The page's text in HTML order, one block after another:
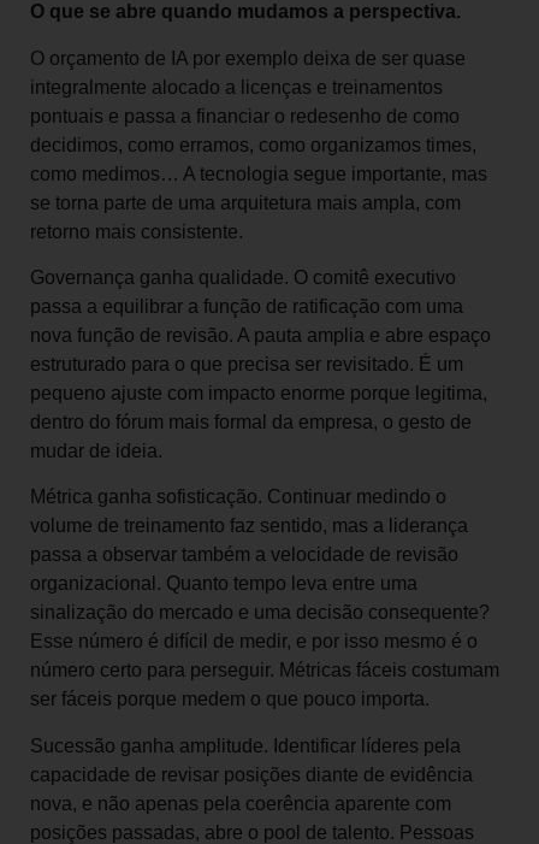
O que se abre quando mudamos a perspectiva.
O orçamento de IA por exemplo deixa de ser quase
integralmente alocado a licenças e treinamentos
pontuais e passa a financiar o redesenho de como
decidimos, como erramos, como organizamos times,
como medimos… A tecnologia segue importante, mas
se torna parte de uma arquitetura mais ampla, com
retorno mais consistente.
Governança ganha qualidade. O comitê executivo
passa a equilibrar a função de ratificação com uma
nova função de revisão. A pauta amplia e abre espaço
estruturado para o que precisa ser revisitado. É um
pequeno ajuste com impacto enorme porque legitima,
dentro do fórum mais formal da empresa, o gesto de
mudar de ideia.
Métrica ganha sofisticação. Continuar medindo o
volume de treinamento faz sentido, mas a liderança
passa a observar também a velocidade de revisão
organizacional. Quanto tempo leva entre uma
sinalização do mercado e uma decisão consequente?
Esse número é difícil de medir, e por isso mesmo é o
número certo para perseguir. Métricas fáceis costumam
ser fáceis porque medem o que pouco importa.
Sucessão ganha amplitude. Identificar líderes pela
capacidade de revisar posições diante de evidência
nova, e não apenas pela coerência aparente com
posições passadas, abre o pool de talento. Pessoas